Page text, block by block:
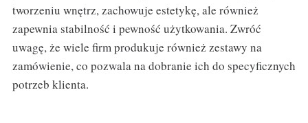
tworzeniu wnętrz, zachowuje estetykę, ale również
zapewnia stabilność i pewność użytkowania. Zwróć
uwagę, że wiele firm produkuje również zestawy na
zamówienie, co pozwala na dobranie ich do specyficznych
potrzeb klienta.